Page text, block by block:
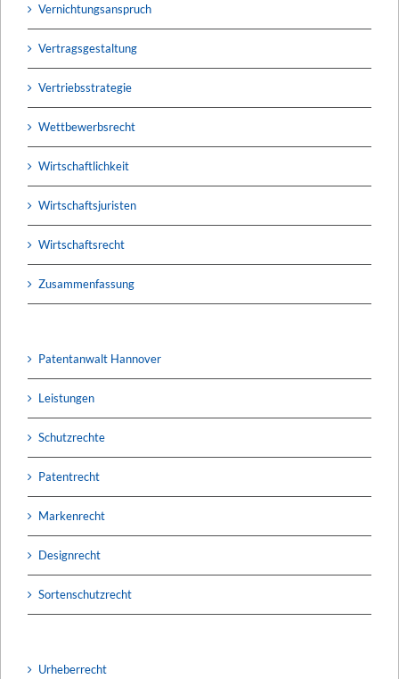
Vernichtungsanspruch
Vertragsgestaltung
Vertriebsstrategie
Wettbewerbsrecht
Wirtschaftlichkeit
Wirtschaftsjuristen
Wirtschaftsrecht
Zusammenfassung
Patentanwalt Hannover
Leistungen
Schutzrechte
Patentrecht
Markenrecht
Designrecht
Sortenschutzrecht
Urheberrecht